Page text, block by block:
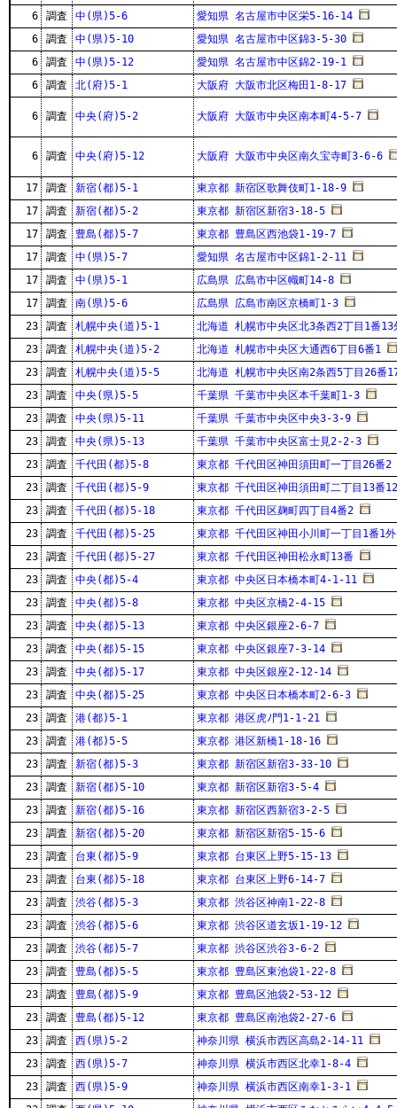
6
調査 中(県)5-6
愛知県 名古屋市中区栄5-16-14
6
調査 中(県)5-10
愛知県 名古屋市中区錦3-5-30
6
調査 中(県)5-12
愛知県 名古屋市中区錦2-19-1
6
調査 北(府)5-1 大阪府 大阪市北区梅田1-8-17
6 調査 中央(府)5-2 大阪府 大阪市中央区南本町4-5-7
6 調査 中央(府)5-12 大阪府 大阪市中央区南久宝寺町3-6-6
17 調査 新宿(都)5-1
東京都 新宿区歌舞伎町1-18-9
17
調査 新宿(都)5-2
東京都 新宿区新宿3-18-5
17
調査 豊島(都)5-7
東京都 豊島区西池袋1-19-7
17
調査 中(県)5-7
愛知県 名古屋市中区錦1-2-11
17
調査 中(県)5-1
広島県 広島市中区幟町14-8
17
調査 南(県)5-6
広島県 広島市南区京橋町1-3
23
調査 札幌中央(道)5-1
北海道 札幌市中央区北3条西2丁目1番13
23
調査 札幌中央(道)5-2
北海道 札幌市中央区大通西6丁目6番1
23
調査 札幌中央(道)5-5
北海道 札幌市中央区南2条西5丁目26番
23
調査 中央(県)5-5
千葉県 千葉市中央区本千葉町1-3
23
調査 中央(県)5-11
千葉県 千葉市中央区中央3-3-9
23
調査 中央(県)5-13
千葉県 千葉市中央区富士見2-2-3
23
調査 千代田(都)5-8
東京都 千代田区神田須田町一丁目26番2
23
調査 千代田(都)5-9
東京都 千代田区神田須田町二丁目13番12
23
調査 千代田(都)5-18
東京都 千代田区麹町四丁目4番2
23
調査 千代田(都)5-25
東京都 千代田区神田小川町一丁目1番1外
23
調査 千代田(都)5-27
東京都 千代田区神田松永町13番
23
調査 中央(都)5-4
東京都 中央区日本橋本町4-1-11
23
調査 中央(都)5-8
東京都 中央区京橋2-4-15
23
調査 中央(都)5-13
東京都 中央区銀座2-6-7
23
調査 中央(都)5-15
東京都 中央区銀座7-3-14
23
調査 中央(都)5-17
東京都 中央区銀座2-12-14
23
調査 中央(都)5-25
東京都 中央区日本橋本町2-6-3
23
調査 港(都)5-1
東京都 港区虎ﾉ門1-1-21
23
調査 港(都)5-5
東京都 港区新橋1-18-16
23
調査 新宿(都)5-3
東京都 新宿区新宿3-33-10
23
調査 新宿(都)5-10
東京都 新宿区新宿3-5-4
23
調査 新宿(都)5-16
東京都 新宿区西新宿3-2-5
23
調査 新宿(都)5-20
東京都 新宿区新宿5-15-6
23
調査 台東(都)5-9
東京都 台東区上野5-15-13
23
調査 台東(都)5-18
東京都 台東区上野6-14-7
23
調査 渋谷(都)5-3
東京都 渋谷区神南1-22-8
23
調査 渋谷(都)5-6
東京都 渋谷区道玄坂1-19-12
23
調査 渋谷(都)5-7
東京都 渋谷区渋谷3-6-2
23
調査 豊島(都)5-5
東京都 豊島区東池袋1-22-8
23
調査 豊島(都)5-9
東京都 豊島区池袋2-53-12
23
調査 豊島(都)5-12
東京都 豊島区南池袋2-27-6
23
調査 西(県)5-2
神奈川県 横浜市西区高島2-14-11
23
調査 西(県)5-7
神奈川県 横浜市西区北幸1-8-4
23
調査 西(県)5-9
神奈川県 横浜市西区南幸1-3-1